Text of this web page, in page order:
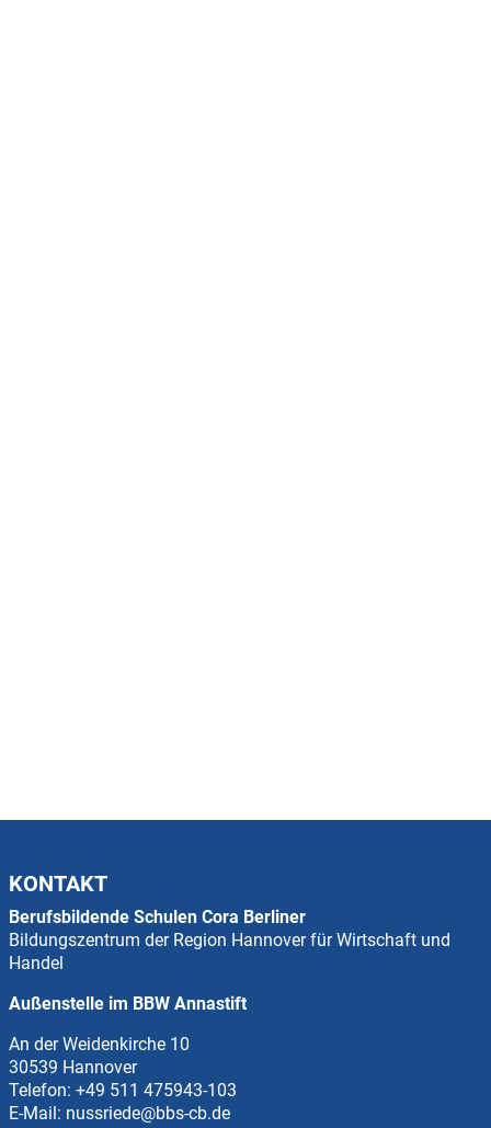
KONTAKT
Berufsbildende Schulen Cora Berliner
Bildungszentrum der Region Hannover für Wirtschaft und
Handel
Außenstelle im BBW Annastift
An der Weidenkirche 10
30539 Hannover
Telefon: +49 511 475943-103
E-Mail: nussriede@bbs-cb.de